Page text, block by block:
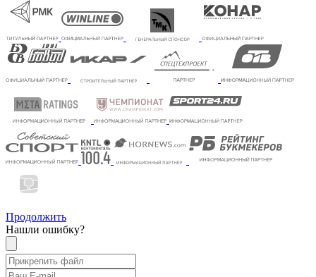
Продолжить
Нашли ошибку?